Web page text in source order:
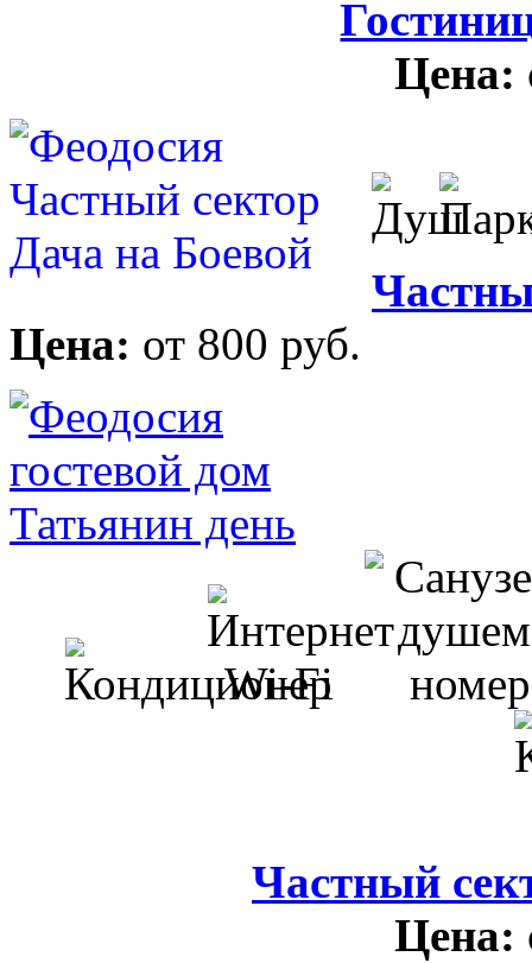
Цена:
Цена: от 800 руб.
Частный
Цена: